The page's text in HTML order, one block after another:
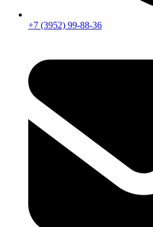
+7 (3952) 99-88-36